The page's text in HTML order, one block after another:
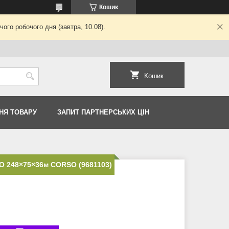
Кошик
робочого дня (завтра, 10.08).
Кошик
ТОВАРУ ЗАПИТ ПАРТНЕРСЬКИХ ЦІН
CORSO (9681103)